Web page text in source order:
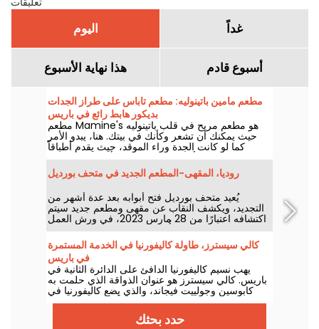
اليوم غداً
هذا نهاية الأسبوع أسبوع قادم
مطعم مامين باتينوليه: مطعم تاباس على طراز الجدات
بديكور هابط رائع في باريس
مطعم Mamine's هو مطعم مريح في قلب باتينوليه
حيث يمكنك أن تشعر وكأنك في بيتك. هنا، يبدو الأمر
كما لو كانت الجدة وراء الموقد، حيث يقدم أطباقاً
تقليدية ترضي أذواقنا، كل ذلك في أجواء فنية رائعة
روديا، المقهى-المطعم الجديد في متحف بورديل
يُعيد متحف بورديل فتح أبوابه بعد عدة أشهر من
التجديد، ويكشف النقاب عن مقهى ومطعم جديد سيتم
اكتشافه اعتبارًا من 28 مارس 2023، في ورش العمل
السابقة للنحات الشهير. أُطلق على هذا المكان اسم "لو
روديا" تكريماً لابنة أنطوان بورديل، ويعد هذا المكان
كالي سيسترز، طاولة كاليفورنيا في الخدمة المستمرة
في باريس
يهب نسيم كاليفورنيا الدافئ على الدائرة الثانية في
باريس. كالي سيسترز هو عنوان الذواقة الذي حلمت به
كابوسين وجولييت فيجاند، والذي يضع كاليفورنيا في
دائرة الضوء في أي وقت من اليوم.
حدد بحثك